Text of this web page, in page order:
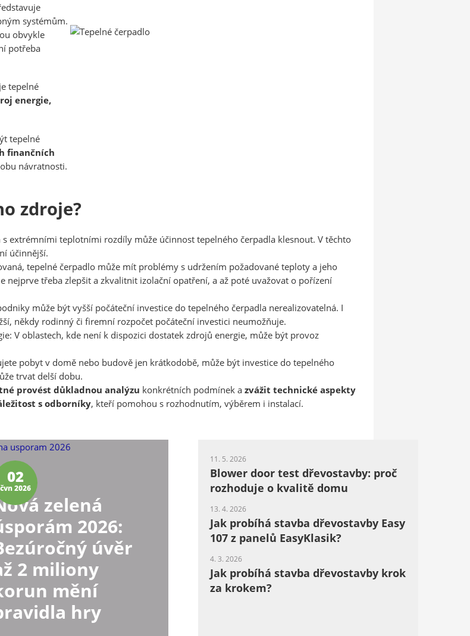
systémům.
obvykle
potřeba
tepelné
energie,
tepelné
finančních
návratnosti.
zdroje?
s extrémními teplotními rozdíly může účinnost tepelného čerpadla klesnout. V těchto
účinnější.
tepelné čerpadlo může mít problémy s udržením požadované teploty a jeho
třeba zlepšit a zkvalitnit izolační opatření, a až poté uvažovat o pořízení
může být vyšší počáteční investice do tepelného čerpadla nerealizovatelná. I
někdy rodinný či firemní rozpočet počáteční investici neumožňuje.
V oblastech, kde není k dispozici dostatek zdrojů energie, může být provoz
pobyt v domě nebo budově jen krátkodobě, může být investice do tepelného
provést důkladnou analýzu konkrétních podmínek a zvážit technické aspekty
s odborníky, kteří pomohou s rozhodnutím, výběrem i instalací.
02
čvn 2026
zelená
2026:
úvěr
2 miliony
mění
hry
11. 5. 2026
Blower door test dřevostavby: proč
rozhoduje o kvalitě domu
13. 4. 2026
Jak probíhá stavba dřevostavby Easy
107 z panelů EasyKlasik?
4. 3. 2026
Jak probíhá stavba dřevostavby krok
za krokem?